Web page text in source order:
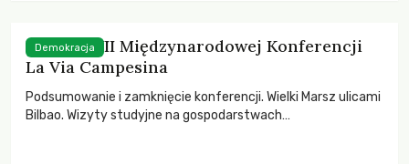
Dzień 6. VII Międzynarodowej Konferencji
La Via Campesina
Podsumowanie i zamknięcie konferencji. Wielki Marsz ulicami
Bilbao. Wizyty studyjne na gospodarstwach
Demokracja